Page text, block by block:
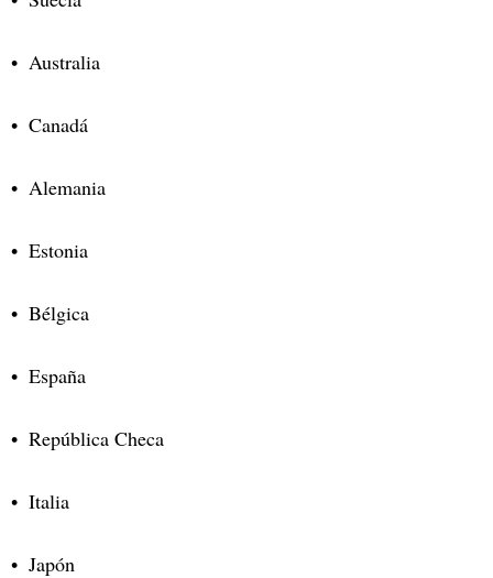
Australia
Canadá
Alemania
Estonia
Bélgica
España
República Checa
Italia
Japón